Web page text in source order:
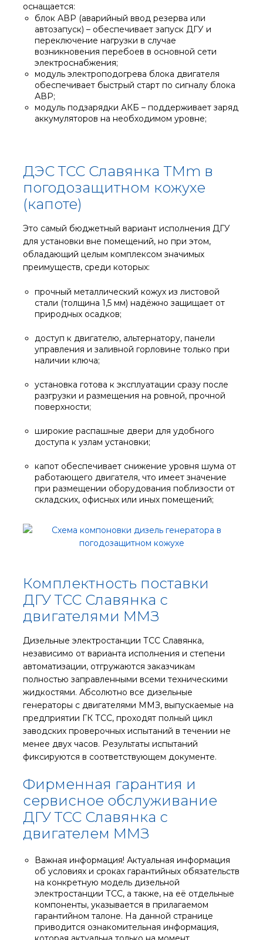
оснащается:
блок АВР (аварийный ввод резерва или
автозапуск) – обеспечивает запуск ДГУ и
переключение нагрузки в случае
возникновения перебоев в основной сети
электроснабжения;
модуль электроподогрева блока двигателя
обеспечивает быстрый старт по сигналу блока
АВР;
модуль подзарядки АКБ – поддерживает заряд
аккумуляторов на необходимом уровне;
ДЭС ТСС Славянка TMm в
погодозащитном кожухе
(капоте)
Это самый бюджетный вариант исполнения ДГУ
для установки вне помещений, но при этом,
обладающий целым комплексом значимых
преимуществ, среди которых:
прочный металлический кожух из листовой
стали (толщина 1,5 мм) надёжно защищает от
природных осадков;
доступ к двигателю, альтернатору, панели
управления и заливной горловине только при
наличии ключа;
установка готова к эксплуатации сразу после
разгрузки и размещения на ровной, прочной
поверхности;
широкие распашные двери для удобного
доступа к узлам установки;
капот обеспечивает снижение уровня шума от
работающего двигателя, что имеет значение
при размещении оборудования поблизости от
складских, офисных или иных помещений;
Комплектность поставки
ДГУ ТСС Славянка с
двигателями ММЗ
Дизельные электростанции ТСС Славянка,
независимо от варианта исполнения и степени
автоматизации, отгружаются заказчикам
полностью заправленными всеми техническими
жидкостями. Абсолютно все дизельные
генераторы с двигателями ММЗ, выпускаемые на
предприятии ГК ТСС, проходят полный цикл
заводских проверочных испытаний в течении не
менее двух часов. Результаты испытаний
фиксируются в соответствующем документе.
Фирменная гарантия и
сервисное обслуживание
ДГУ ТСС Славянка с
двигателем ММЗ
Важная информация! Актуальная информация
об условиях и сроках гарантийных обязательств
на конкретную модель дизельной
электростанции ТСС, а также, на её отдельные
компоненты, указывается в прилагаемом
гарантийном талоне. На данной странице
приводится ознакомительная информация,